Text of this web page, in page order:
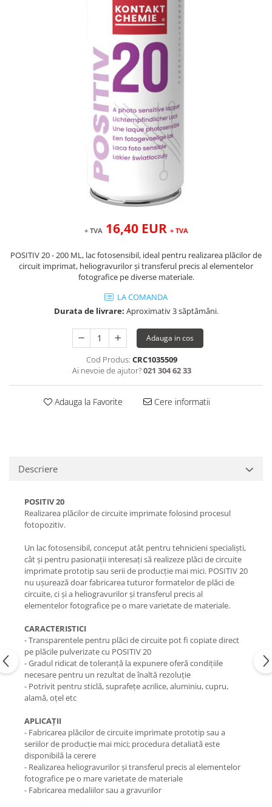
+ TVA 16,40 EUR + TVA
POSITIV 20 - 200 ML, lac fotosensibil, ideal pentru realizarea plăcilor de
circuit imprimat, heliogravurilor și transferul precis al elementelor
fotografice pe diverse materiale.
LA COMANDA
Durata de livrare: Aproximativ 3 săptămâni.
Adauga in cos
Cod Produs: CRC1035509
Ai nevoie de ajutor?021 304 62 33
Adauga la Favorite Cere informatii
Descriere
POSITIV 20
Realizarea plăcilor de circuite imprimate folosind procesul
fotopozitiv.
Un lac fotosensibil, conceput atât pentru tehnicieni specialiști,
cât și pentru pasionații interesați să realizeze plăci de circuite
imprimate prototip sau serii de producție mai mici. POSITIV 20
nu ușurează doar fabricarea tuturor formatelor de plăci de
circuite, ci și a heliogravurilor și transferul precis al
elementelor fotografice pe o mare varietate de materiale.
CARACTERISTICI
- Transparentele pentru plăci de circuite pot fi copiate direct
pe plăcile pulverizate cu POSITIV 20
- Gradul ridicat de toleranță la expunere oferă condițiile
necesare pentru un rezultat de înaltă rezoluție
- Potrivit pentru sticlă, suprafețe acrilice, aluminiu, cupru,
alamă, oțel etc
APLICAȚII
- Fabricarea plăcilor de circuite imprimate prototip sau a
seriilor de producție mai mici; procedura detaliată este
disponibilă la cerere
- Realizarea heliogravurilor și transferul precis al elementelor
fotografice pe o mare varietate de materiale
- Fabricarea medaliilor sau a gravurilor